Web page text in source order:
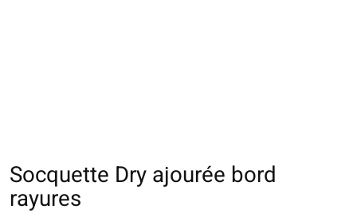
Socquette Dry ajourée bord
rayures